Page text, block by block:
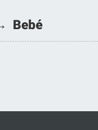
Bebé